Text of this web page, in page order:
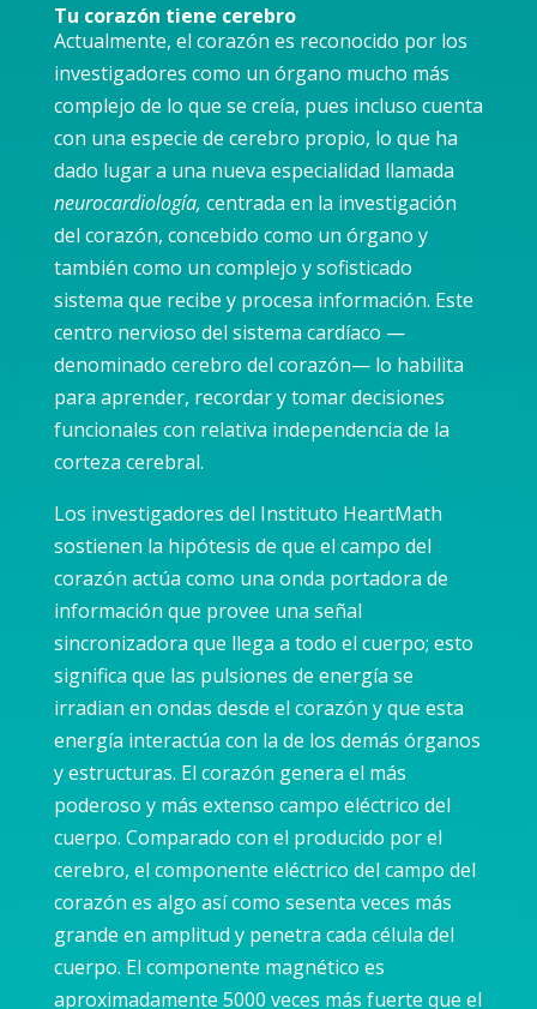
Tu corazón tiene cerebro
Actualmente, el corazón es reconocido por los
investigadores como un órgano mucho más
complejo de lo que se creía, pues incluso cuenta
con una especie de cerebro propio, lo que ha
dado lugar a una nueva especialidad llamada
neurocardiología, centrada en la investigación
del corazón, concebido como un órgano y
también como un complejo y sofisticado
sistema que recibe y procesa información. Este
centro nervioso del sistema cardíaco —
denominado cerebro del corazón— lo habilita
para aprender, recordar y tomar decisiones
funcionales con relativa independencia de la
corteza cerebral.
Los investigadores del Instituto HeartMath
sostienen la hipótesis de que el campo del
corazón actúa como una onda portadora de
información que provee una señal
sincronizadora que llega a todo el cuerpo; esto
significa que las pulsiones de energía se
irradian en ondas desde el corazón y que esta
energía interactúa con la de los demás órganos
y estructuras. El corazón genera el más
poderoso y más extenso campo eléctrico del
cuerpo. Comparado con el producido por el
cerebro, el componente eléctrico del campo del
corazón es algo así como sesenta veces más
grande en amplitud y penetra cada célula del
cuerpo. El componente magnético es
aproximadamente 5000 veces más fuerte que el